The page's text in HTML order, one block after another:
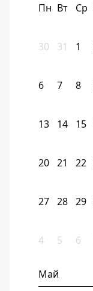
Пн Вт Ср
30 31 1
6 7 8
13 14 15
20 21 22
27 28 29
4 5 6
Май